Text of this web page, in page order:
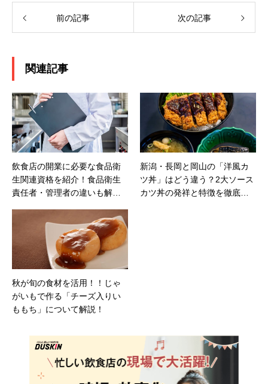
前の記事 次の記事
関連記事
飲食店の開業に必要な食品衛
生関連資格を紹介！食品衛生
責任者・管理者の違いも解
新潟・長岡と岡山の「洋風カ
ツ丼」はどう違う？2大ソース
カツ丼の発祥と特徴を徹底比
秋が旬の食材を活用！！じゃ
がいもで作る「チーズ入りい
ももち」について解説！